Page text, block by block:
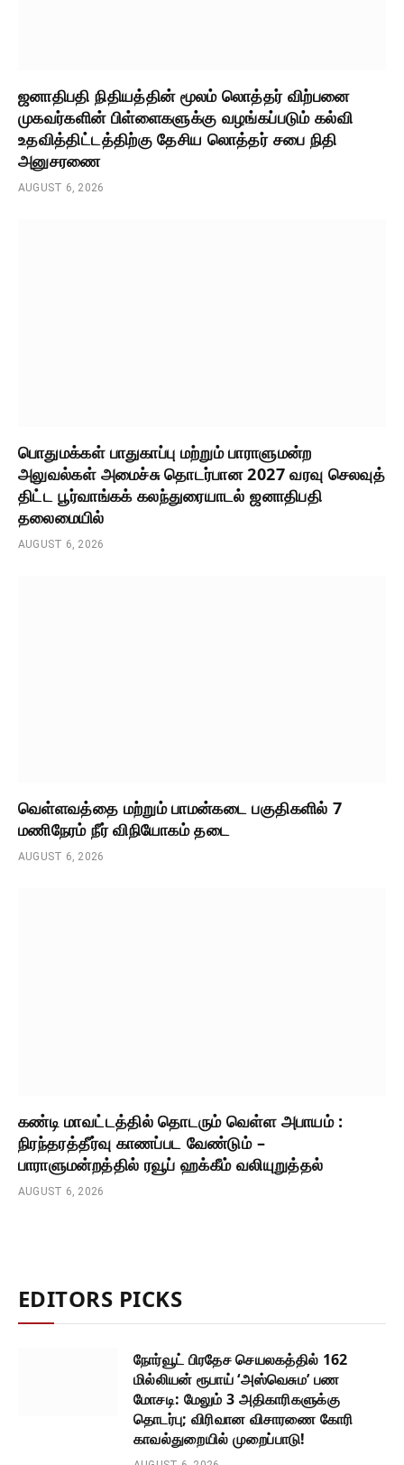
ஜனாதிபதி நிதியத்தின் மூலம் லொத்தர் விற்பனை
முகவர்களின் பிள்ளைகளுக்கு வழங்கப்படும் கல்வி
உதவித்திட்டத்திற்கு தேசிய லொத்தர் சபை நிதி
அனுசரணை
AUGUST 6, 2026
பொதுமக்கள் பாதுகாப்பு மற்றும் பாராளுமன்ற
அலுவல்கள் அமைச்சு தொடர்பான 2027 வரவு செலவுத்
திட்ட பூர்வாங்கக் கலந்துரையாடல் ஜனாதிபதி
தலைமையில்
AUGUST 6, 2026
வெள்ளவத்தை மற்றும் பாமன்கடை பகுதிகளில் 7
மணிநேரம் நீர் விநியோகம் தடை
AUGUST 6, 2026
கண்டி மாவட்டத்தில் தொடரும் வெள்ள அபாயம் :
நிரந்தரத்தீர்வு காணப்பட வேண்டும் –
பாராளுமன்றத்தில் ரவூப் ஹக்கீம் வலியுறுத்தல்
AUGUST 6, 2026
EDITORS PICKS
நோர்வூட் பிரதேச செயலகத்தில் 162
மில்லியன் ரூபாய் ‘அஸ்வெசும’ பண
மோசடி: மேலும் 3 அதிகாரிகளுக்கு
தொடர்பு; விரிவான விசாரணை கோரி
காவல்துறையில் முறைப்பாடு!